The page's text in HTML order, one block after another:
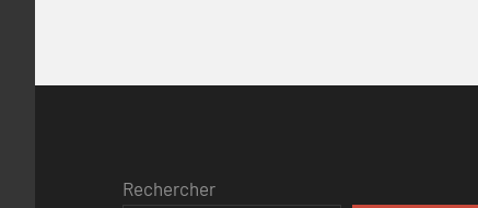
Rechercher